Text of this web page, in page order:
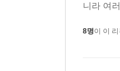
자아도취는
니라 여
8명이 이